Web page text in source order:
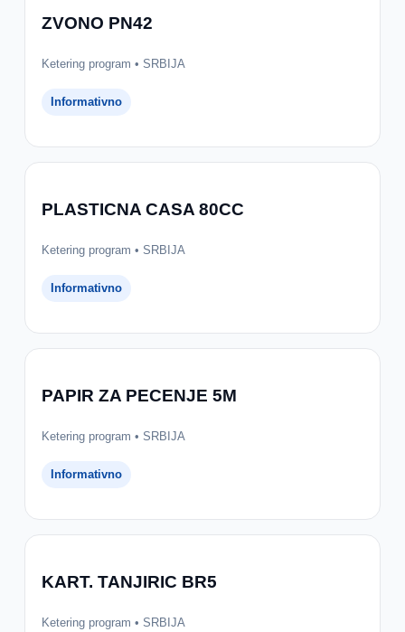
ZVONO PN42
Ketering program • SRBIJA
Informativno
PLASTICNA CASA 80CC
Ketering program • SRBIJA
Informativno
PAPIR ZA PECENJE 5M
Ketering program • SRBIJA
Informativno
KART. TANJIRIC BR5
Ketering program • SRBIJA